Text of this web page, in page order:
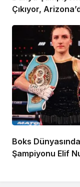
Çıkıyor,
Boks
Şampiyonu Elif